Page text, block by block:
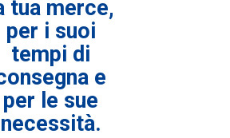
tua merce,
per i suoi
tempi di
e
per le sue
necessità.